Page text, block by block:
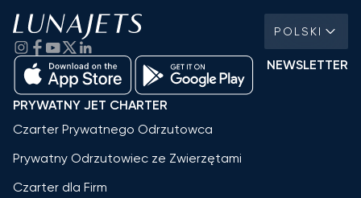
POLSKI
NEWSLETTER
PRYWATNY JET CHARTER
Czarter Prywatnego Odrzutowca
Prywatny Odrzutowiec ze Zwierzętami
Czarter dla Firm